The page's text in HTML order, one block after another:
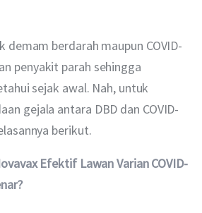
demam berdarah maupun COVID-
penyakit parah sehingga
sejak awal. Nah, untuk
gejala antara DBD dan COVID-
berikut.
Efektif Lawan Varian COVID-